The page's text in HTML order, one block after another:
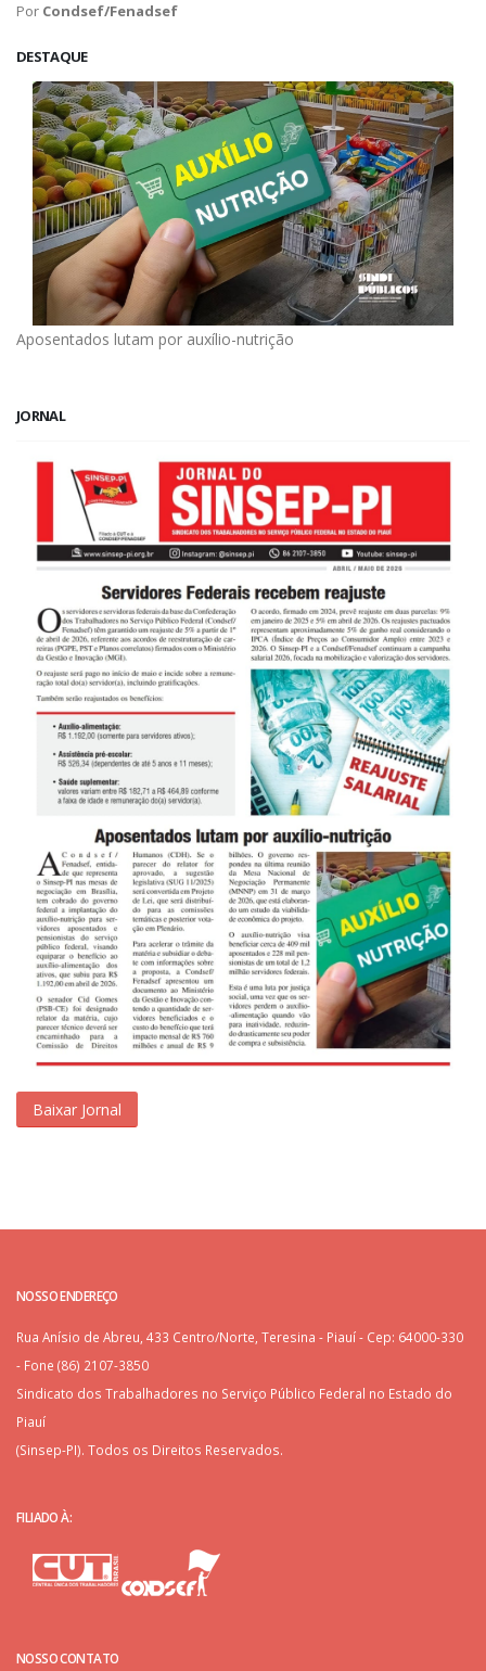
Por Condsef/Fenadsef
DESTAQUE
Aposentados lutam por auxílio-nutrição
JORNAL
Baixar Jornal
NOSSO ENDEREÇO
Rua Anísio de Abreu, 433 Centro/Norte, Teresina - Piauí - Cep: 64000-330
- Fone (86) 2107-3850
Sindicato dos Trabalhadores no Serviço Público Federal no Estado do
Piauí
(Sinsep-PI). Todos os Direitos Reservados.
FILIADO À:
NOSSO CONTATO